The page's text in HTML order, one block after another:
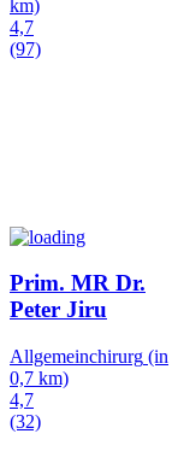
km)
4,7
(97)
Prim. MR Dr.
Peter Jiru
Allgemeinchirurg (in
0,7 km)
4,7
(32)